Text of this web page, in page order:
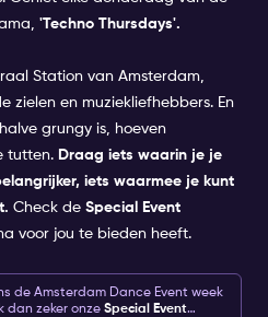
'Techno Thursdays'.
Station van Amsterdam,
zielen en muziekliefhebbers. En
grungy is, hoeven
tutten. Draag iets waarin je je
iets waarmee je kunt
Check de Special Event
voor jou te bieden heeft.
de Amsterdam Dance Event week
dan zeker onze Special Event